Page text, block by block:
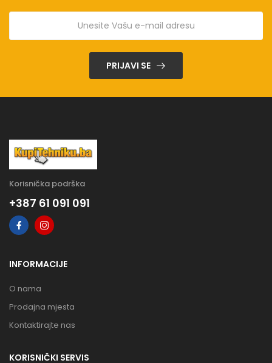
PRIJAVI SE
Korisnička podrška
+387 61 091 091
INFORMACIJE
O nama
Prodajna mjesta
Kontaktirajte nas
KORISNIČKI SERVIS